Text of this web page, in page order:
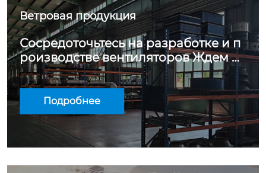
Ветровая продукция
Сосредоточьтесь на разработке и п
роизводстве вентиляторов Ждем ва
шего участия
Подробнее